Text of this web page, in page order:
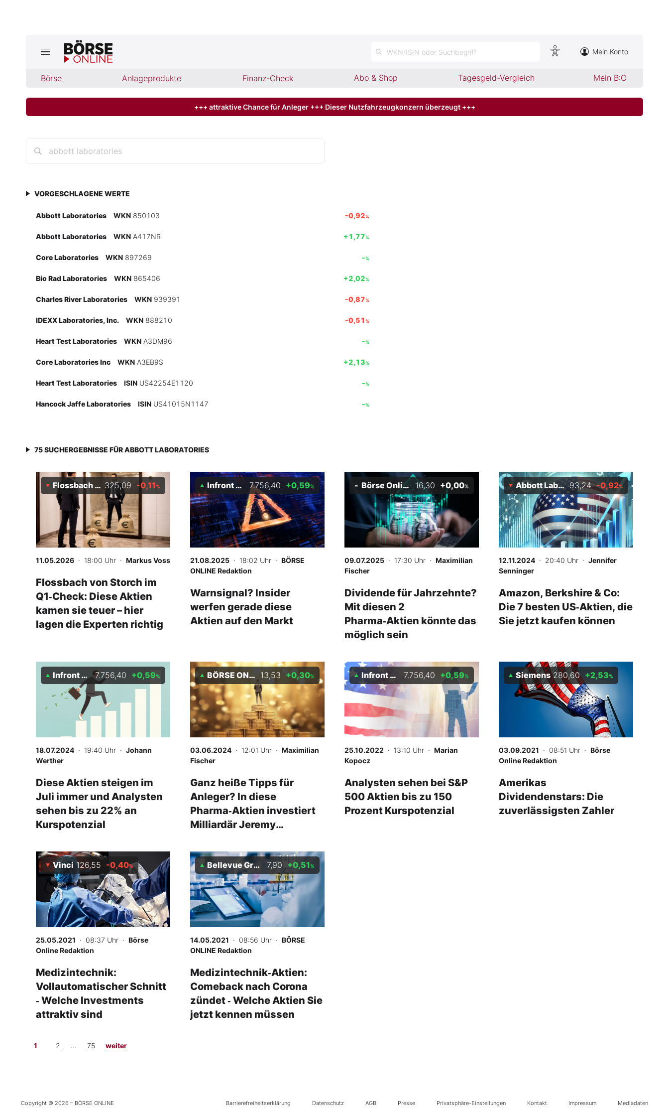
WKN/ISIN oder Suchbegriff Mein Konto
Börse Anlageprodukte Finanz-Check Abo & Shop Tagesgeld-Vergleich Mein B:O
Jetzt aktuelle Ausgabe BÖRSE ONLINE lesen
BO-Musterdepots
Experten
Mein B:O
Mein Konto
Kontakt
+++ attraktive Chance für Anleger +++ Dieser Nutzfahrzeugkonzern überzeugt +++
VORGESCHLAGENE WERTE
Abbott Laboratories WKN 850103 -0,92%
Abbott Laboratories WKN A417NR +1,77%
Core Laboratories WKN 897269 -%
Bio Rad Laboratories WKN 865406 +2,02%
Charles River Laboratories WKN 939391 -0,87%
IDEXX Laboratories, Inc. WKN 888210 -0,51 %
Heart Test Laboratories WKN A3DM96 -%
Core Laboratories Inc WKN A3EB9S +2,13%
Heart Test Laboratories ISIN US42254E1120 -%
Hancock Jaffe Laboratories ISIN US41015N1147 -%
75SUCHERGEBNISSE FÜRABBOTT LABORATORIES
Flossbach von Storch Multiple Opportunities R 325,09 -0,11%
11.05.2026 · 18:00 Uhr · Markus Voss
Flossbach von Storch im
Q1‑Check: Diese Aktien
kamen sie teuer – hier
lagen die Experten richtig
Infront S&P 500 7.756,40 +0,59%
21.08.2025 · 18:02 Uhr · BÖRSE
ONLINE Redaktion
Warnsignal? Insider
werfen gerade diese
Aktien auf den Markt
Börse Online Globale Dividenden-Stars Index 16,30 +0,00%
09.07.2025 · 17:30 Uhr · Maximilian
Fischer
Dividende für Jahrzehnte?
Mit diesen 2
Pharma‑Aktien könnte das
möglich sein
Abbott Laboratories 93,24 -0,92%
12.11.2024 · 20:40 Uhr · Jennifer
Senninger
Amazon, Berkshire & Co:
Die 7 besten US‑Aktien, die
Sie jetzt kaufen können
Infront S&P 500 7.756,40 +0,59%
18.07.2024 · 19:40 Uhr · Johann
Werther
Diese Aktien steigen im
Juli immer und Analysten
sehen bis zu 22% an
Kurspotenzial
BÖRSE ONLINE Best of Billionaires Index NTR 05/29 13,53 +0,30%
03.06.2024 · 12:01 Uhr · Maximilian
Fischer
Ganz heiße Tipps für
Anleger? In diese
Pharma‑Aktien investiert
Milliardär Jeremy
Infront S&P 500 7.756,40 +0,59%
25.10.2022 · 13:10 Uhr · Marian
Kopocz
Analysten sehen bei S&P
500 Aktien bis zu 150
Prozent Kurspotenzial
Siemens 280,60 +2,53%
03.09.2021 · 08:51 Uhr · Börse
Online Redaktion
Amerikas
Dividendenstars: Die
zuverlässigsten Zahler
Vinci 126,55 -0,40%
25.05.2021 · 08:37 Uhr · Börse
Online Redaktion
Medizintechnik:
Vollautomatischer Schnitt
‑ Welche Investments
attraktiv sind
Bellevue Group AG 7,90 +0,51%
14.05.2021 · 08:56 Uhr · BÖRSE
ONLINE Redaktion
Medizintechnik‑Aktien:
Comeback nach Corona
zündet ‑ Welche Aktien Sie
jetzt kennen müssen
1 2 ... 75 weiter
Copyright © 2026 – BÖRSE ONLINE Barrierefreiheitserklärung Datenschutz AGB Presse Privatsphäre-Einstellungen Kontakt Impressum Mediadaten